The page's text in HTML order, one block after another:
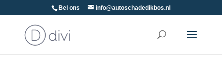
Bel ons info@autoschadedikbos.nl